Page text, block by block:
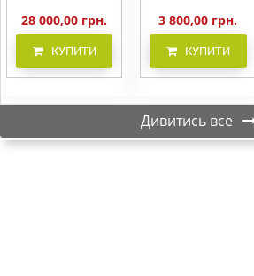
28 000,00 грн.
КУПИТИ
3 800,00 грн.
КУПИТИ
Дивитись все